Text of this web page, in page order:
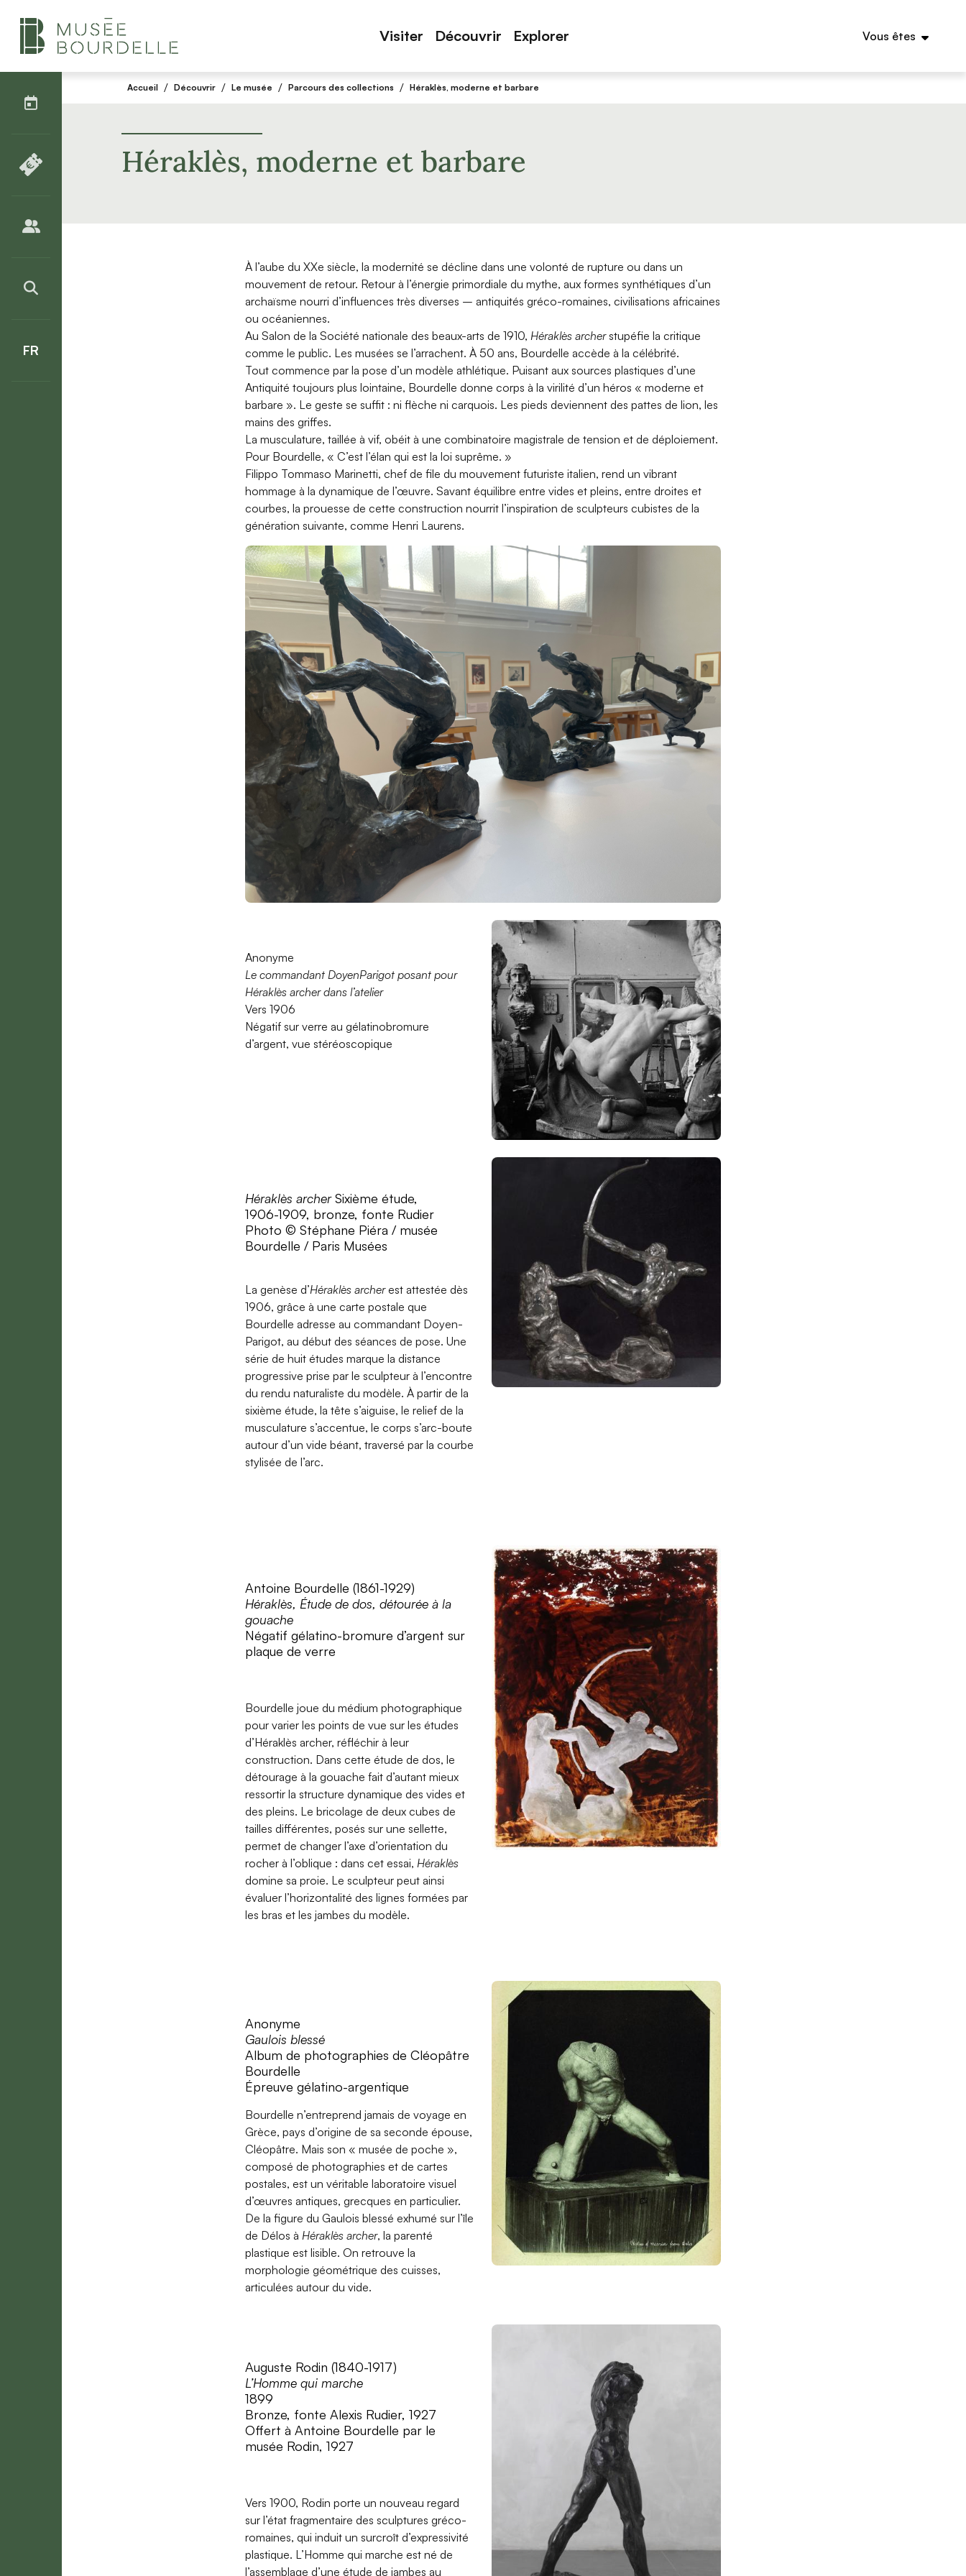
Visiter Découvrir Explorer Vous êtes
PUBLICS
>RECHERCHER
FR
Accueil / Découvrir / Le musée / Parcours des collections / Héraklès, moderne et barbare
Héraklès, moderne et barbare
À l’aube du XXe siècle, la modernité se décline dans une volonté de rupture ou dans un
mouvement de retour. Retour à l’énergie primordiale du mythe, aux formes synthétiques d’un
archaïsme nourri d’influences très diverses – antiquités gréco-romaines, civilisations africaines
ou océaniennes.
Au Salon de la Société nationale des beaux-arts de 1910, Héraklès archerstupéfie la critique
comme le public. Les musées se l’arrachent. À 50 ans, Bourdelle accède à la célébrité.
Tout commence par la pose d’un modèle athlétique. Puisant aux sources plastiques d’une
Antiquité toujours plus lointaine, Bourdelle donne corps à la virilité d’un héros « moderne et
barbare ». Le geste se suffit : ni flèche ni carquois. Les pieds deviennent des pattes de lion, les
mains des griffes.
La musculature, taillée à vif, obéit à une combinatoire magistrale de tension et de déploiement.
Pour Bourdelle, « C’est l’élan qui est la loi suprême. »
Filippo Tommaso Marinetti, chef de file du mouvement futuriste italien, rend un vibrant
hommage à la dynamique de l’œuvre. Savant équilibre entre vides et pleins, entre droites et
courbes, la prouesse de cette construction nourrit l’inspiration de sculpteurs cubistes de la
génération suivante, comme Henri Laurens.
Anonyme
Le commandant DoyenParigot posant pour
Héraklès archer dans l’atelier
Vers 1906
Négatif sur verre au gélatinobromure
d’argent, vue stéréoscopique
Héraklès archerSixième étude,
1906-1909, bronze, fonte Rudier
Photo © Stéphane Piéra / musée
Bourdelle / Paris Musées
La genèse d’Héraklès archerest attestée dès
1906, grâce à une carte postale que
Bourdelle adresse au commandant Doyen-
Parigot, au début des séances de pose. Une
série de huit études marque la distance
progressive prise par le sculpteur à l’encontre
du rendu naturaliste du modèle. À partir de la
sixième étude, la tête s’aiguise, le relief de la
musculature s’accentue, le corps s’arc-boute
autour d’un vide béant, traversé par la courbe
stylisée de l’arc.
Antoine Bourdelle (1861-1929)
Héraklès, Étude de dos, détourée à la
gouache
Négatif gélatino-bromure d’argent sur
plaque de verre
Bourdelle joue du médium photographique
pour varier les points de vue sur les études
d’Héraklès archer, réfléchir à leur
construction. Dans cette étude de dos, le
détourage à la gouache fait d’autant mieux
ressortir la structure dynamique des vides et
des pleins. Le bricolage de deux cubes de
tailles différentes, posés sur une sellette,
permet de changer l’axe d’orientation du
rocher à l’oblique : dans cet essai, Héraklès
domine sa proie. Le sculpteur peut ainsi
évaluer l’horizontalité des lignes formées par
les bras et les jambes du modèle.
Anonyme
Gaulois blessé
Album de photographies de Cléopâtre
Bourdelle
Épreuve gélatino-argentique
Bourdelle n’entreprend jamais de voyage en
Grèce, pays d’origine de sa seconde épouse,
Cléopâtre. Mais son « musée de poche »,
composé de photographies et de cartes
postales, est un véritable laboratoire visuel
d’œuvres antiques, grecques en particulier.
De la figure du Gaulois blessé exhumé sur l’île
de Délos à Héraklès archer, la parenté
plastique est lisible. On retrouve la
morphologie géométrique des cuisses,
articulées autour du vide.
Auguste Rodin (1840-1917)
L’Homme qui marche
1899
Bronze, fonte Alexis Rudier, 1927
Offert à Antoine Bourdelle par le
musée Rodin, 1927
Vers 1900, Rodin porte un nouveau regard
sur l’état fragmentaire des sculptures gréco-
romaines, qui induit un surcroît d’expressivité
plastique. L’Homme qui marche est né de
l’assemblage d’une étude de jambes au